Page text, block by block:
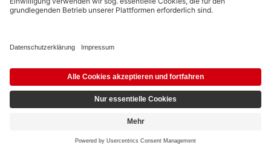
Die Nutzung der Inhalte für Text- und Data-Mining von (generativen) KI
Zusammenhang ausdrücklich vorbehalten und daher verboten.